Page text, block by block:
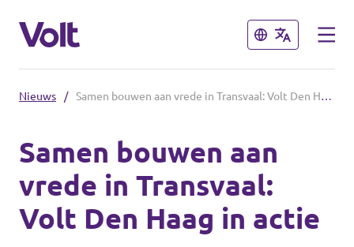
Sluiten
Overzicht fracties en communities
Fracties
Sluiten
Standpunten
Over Volt
Nieuws / Samen bouwen aan vrede in Transvaal: Volt Den Haag in actie
Samen bouwen aan
vrede in Transvaal:
Volt Den Haag in actie